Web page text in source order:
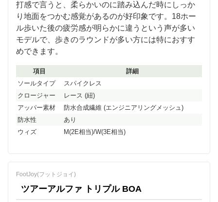
打感で言うと、柔らかいのに踏み込んだ時にしっか
り地面をつかむ感覚があるのが好印象です。18ホー
ル歩いた後の疲労感が明らかに違うという声が多い
モデルで、歩きのラウンドが多い方には特におすす
めできます。
項目
詳細
ソールタイプ
スパイクレス
クロージャー
レース (紐)
アッパー素材
防水合成繊維 (エンジニアリングメッシュ)
防水性
あり
ウィズ
M(2E相当)/W(3E相当)
FootJoy(フットジョイ)
ツアーアルファ トリプル BOA